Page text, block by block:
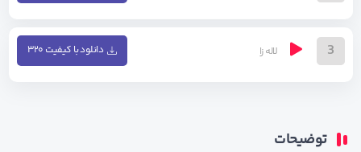
3 لاله زا دانلود با کیفیت ۳۲۰
توضیحات